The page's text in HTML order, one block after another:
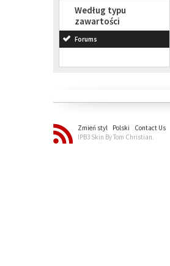
Według typu
zawartości
Forums
Zmień styl Polski Contact Us
IPB3 Skin By Tom Christian.